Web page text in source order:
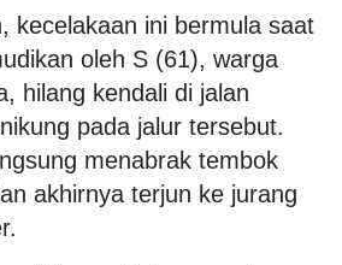
kecelakaan ini bermula saat
oleh S (61), warga
hilang kendali di jalan
pada jalur tersebut.
menabrak tembok
akhirnya terjun ke jurang